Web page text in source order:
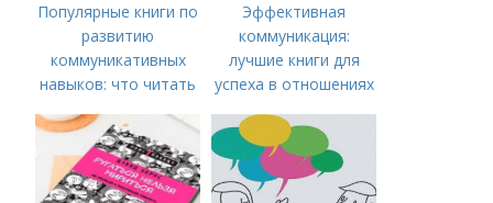
Популярные книги по
развитию
коммуникативных
навыков: что читать
общения
Эффективная
коммуникация:
лучшие книги для
успеха в отношениях